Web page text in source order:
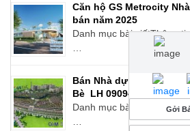
Căn hộ GS Metrocity
bán năm 2025
Danh mục bài viếtThông
…
Bán Nhà dự án GS
Bè LH 0909477288
Danh mục bài viếtThông
…
Gởi